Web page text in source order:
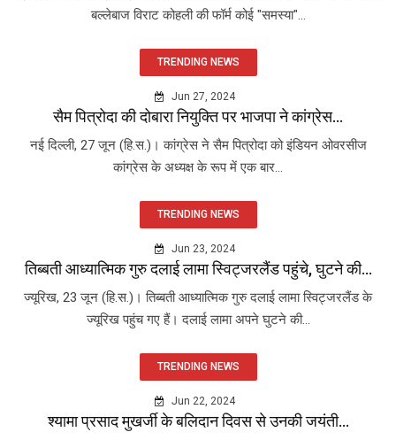
बल्लेबाज विराट कोहली की फॉर्म कोई "समस्या"...
TRENDING NEWS
Jun 27, 2024
सैम पित्रोदा की दोबारा नियुक्ति पर भाजपा ने कांग्रेस...
नई दिल्ली, 27 जून (हि.स.)। कांग्रेस ने सैम पित्रोदा को इंडियन ओवरसीज
कांग्रेस के अध्यक्ष के रूप में एक बार...
TRENDING NEWS
Jun 23, 2024
तिब्बती आध्यात्मिक गुरु दलाई लामा स्विट्जरलैंड पहुंचे, घुटने की...
ज्यूरिख, 23 जून (हि.स.)। तिब्बती आध्यात्मिक गुरु दलाई लामा स्विट्जरलैंड के
ज्यूरिख पहुंच गए हैं। दलाई लामा अपने घुटने की...
TRENDING NEWS
Jun 22, 2024
श्यामा प्रसाद मुखर्जी के बलिदान दिवस से उनकी जयंती...